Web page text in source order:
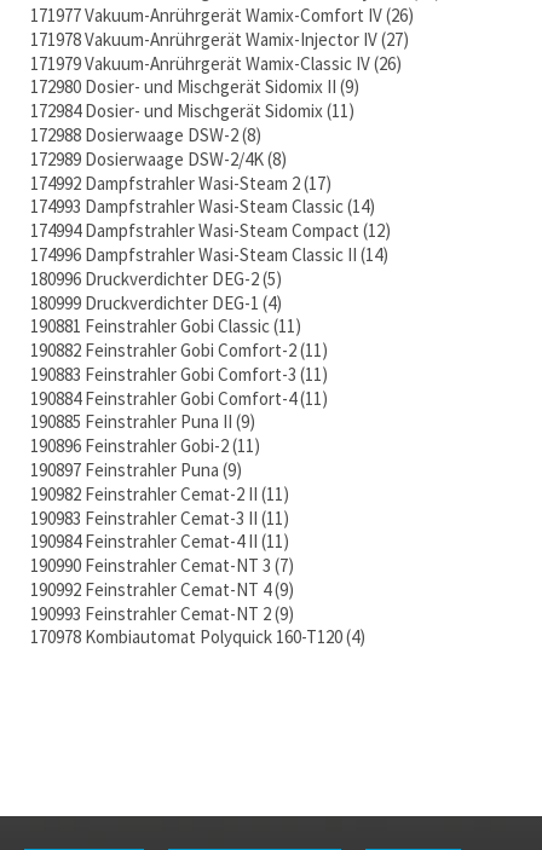
171977 Vakuum-Anrührgerät Wamix-Comfort IV 26
171978 Vakuum-Anrührgerät Wamix-Injector IV 27
171979 Vakuum-Anrührgerät Wamix-Classic IV 26
172980 Dosier- und Mischgerät Sidomix II 9
172984 Dosier- und Mischgerät Sidomix 11
172988 Dosierwaage DSW-2 8
172989 Dosierwaage DSW-2/4K 8
174992 Dampfstrahler Wasi-Steam 2 17
174993 Dampfstrahler Wasi-Steam Classic 14
174994 Dampfstrahler Wasi-Steam Compact 12
174996 Dampfstrahler Wasi-Steam Classic II 14
180996 Druckverdichter DEG-2 5
180999 Druckverdichter DEG-1 4
190881 Feinstrahler Gobi Classic 11
190882 Feinstrahler Gobi Comfort-2 11
190883 Feinstrahler Gobi Comfort-3 11
190884 Feinstrahler Gobi Comfort-4 11
190885 Feinstrahler Puna II 9
190896 Feinstrahler Gobi-2 11
190897 Feinstrahler Puna 9
190982 Feinstrahler Cemat-2 II 11
190983 Feinstrahler Cemat-3 II 11
190984 Feinstrahler Cemat-4 II 11
190990 Feinstrahler Cemat-NT 3 7
190992 Feinstrahler Cemat-NT 4 9
190993 Feinstrahler Cemat-NT 2 9
170978 Kombiautomat Polyquick 160-T120 4